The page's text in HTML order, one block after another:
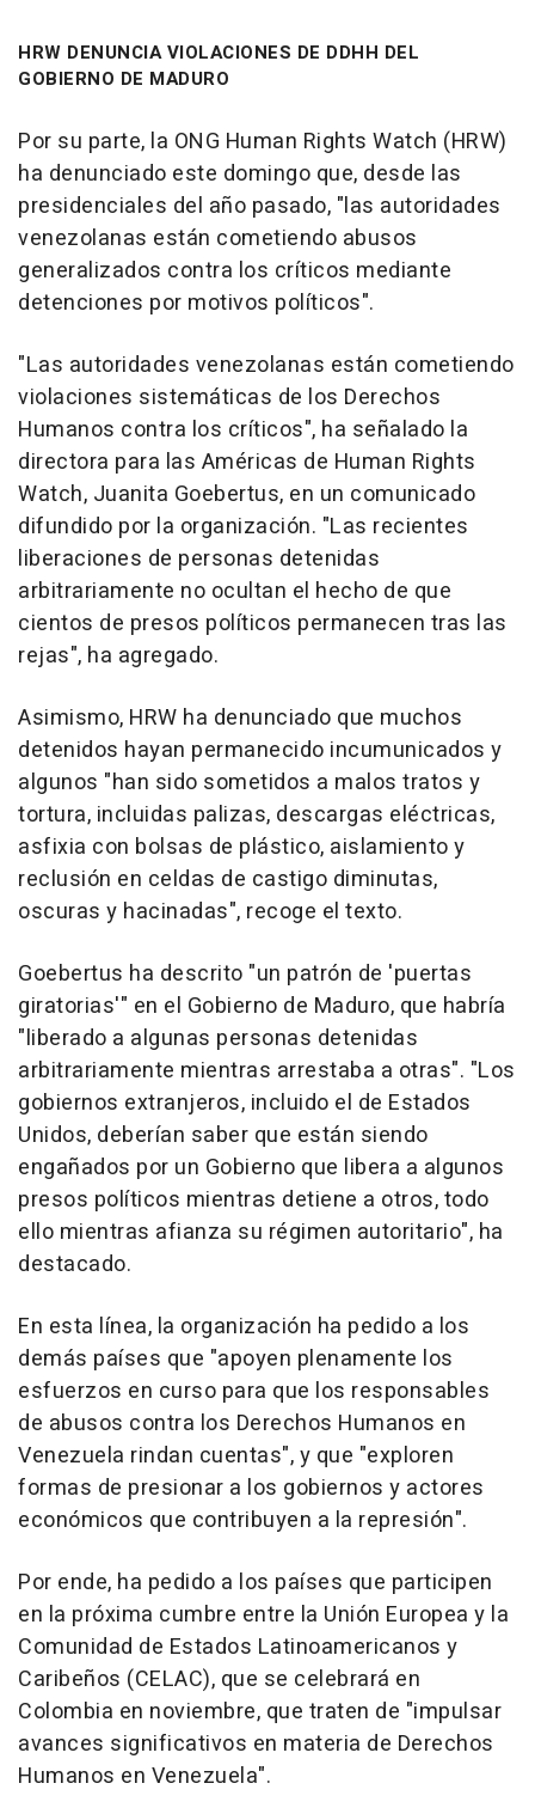
HRW DENUNCIA VIOLACIONES DE DDHH DEL
GOBIERNO DE MADURO
Por su parte, la ONG Human Rights Watch (HRW)
ha denunciado este domingo que, desde las
presidenciales del año pasado, "las autoridades
venezolanas están cometiendo abusos
generalizados contra los críticos mediante
detenciones por motivos políticos".
"Las autoridades venezolanas están cometiendo
violaciones sistemáticas de los Derechos
Humanos contra los críticos", ha señalado la
directora para las Américas de Human Rights
Watch, Juanita Goebertus, en un comunicado
difundido por la organización. "Las recientes
liberaciones de personas detenidas
arbitrariamente no ocultan el hecho de que
cientos de presos políticos permanecen tras las
rejas", ha agregado.
Asimismo, HRW ha denunciado que muchos
detenidos hayan permanecido incumunicados y
algunos "han sido sometidos a malos tratos y
tortura, incluidas palizas, descargas eléctricas,
asfixia con bolsas de plástico, aislamiento y
reclusión en celdas de castigo diminutas,
oscuras y hacinadas", recoge el texto.
Goebertus ha descrito "un patrón de 'puertas
giratorias'" en el Gobierno de Maduro, que habría
"liberado a algunas personas detenidas
arbitrariamente mientras arrestaba a otras". "Los
gobiernos extranjeros, incluido el de Estados
Unidos, deberían saber que están siendo
engañados por un Gobierno que libera a algunos
presos políticos mientras detiene a otros, todo
ello mientras afianza su régimen autoritario", ha
destacado.
En esta línea, la organización ha pedido a los
demás países que "apoyen plenamente los
esfuerzos en curso para que los responsables
de abusos contra los Derechos Humanos en
Venezuela rindan cuentas", y que "exploren
formas de presionar a los gobiernos y actores
económicos que contribuyen a la represión".
Por ende, ha pedido a los países que participen
en la próxima cumbre entre la Unión Europea y la
Comunidad de Estados Latinoamericanos y
Caribeños (CELAC), que se celebrará en
Colombia en noviembre, que traten de "impulsar
avances significativos en materia de Derechos
Humanos en Venezuela".